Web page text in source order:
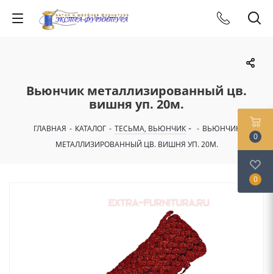
Вьюнчик металлизированный цв.
вишня уп. 20м.
ГЛАВНАЯ - КАТАЛОГ - ТЕСЬМА, ВЬЮНЧИК - ВЬЮНЧИК
МЕТАЛЛИЗИРОВАННЫЙ ЦВ. ВИШНЯ УП. 20М.
0
0